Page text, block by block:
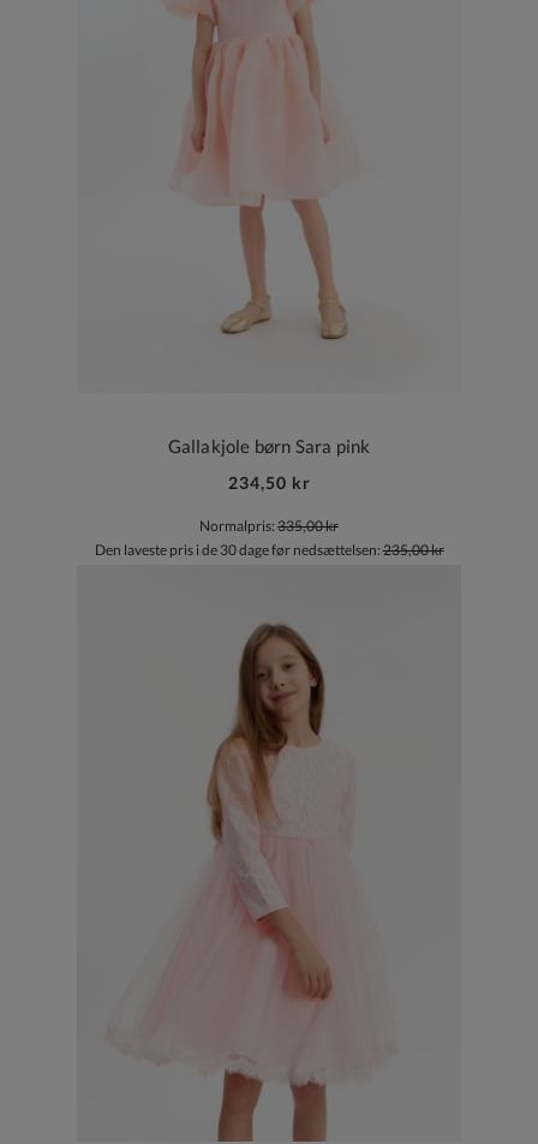
Gallakjole børn Sara pink
234,50 kr
Normalpris: 335,00 kr
Den laveste pris i de 30 dage før nedsættelsen:235,00 kr